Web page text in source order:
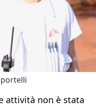
attività non è stata